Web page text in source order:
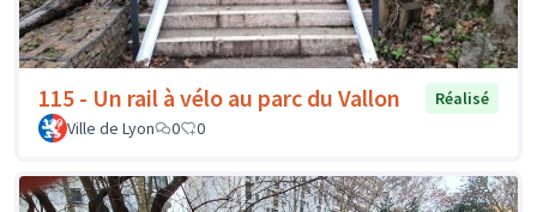
115 - Un rail à vélo au parc du Vallon
Réalisé
Ville de Lyon
0 0